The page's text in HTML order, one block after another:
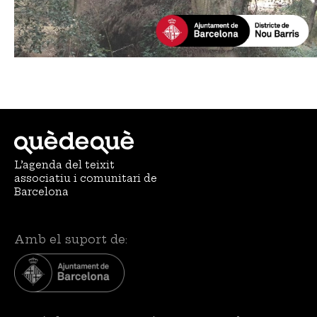
L’agenda del teixit
associatiu i comunitari de
Barcelona
Amb el suport de: